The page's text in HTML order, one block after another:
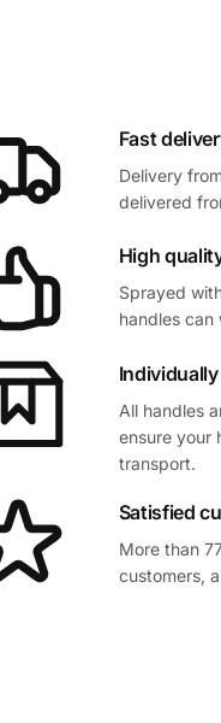
Fast
Delivery
delivered
High
Sprayed
handles can
All handles
ensure your
transport.
Satisfied
More than
customers,